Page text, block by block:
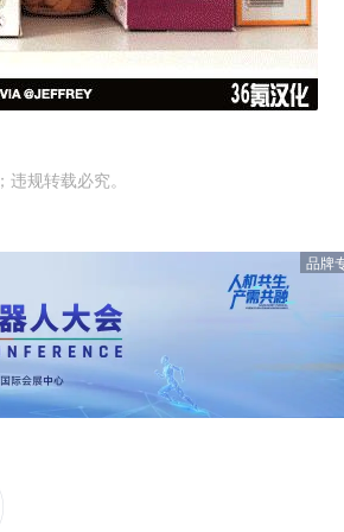
；违规转载必究。
品牌